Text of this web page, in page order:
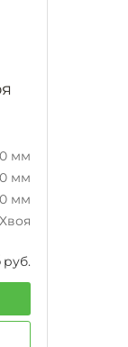
мм
мм
мм
Хвоя
руб.